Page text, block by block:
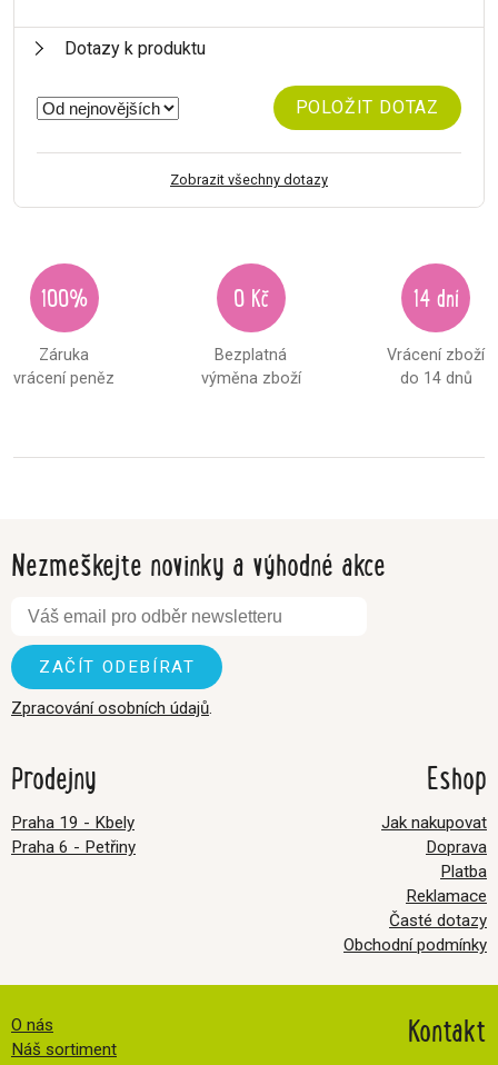
Dotazy k produktu
POLOŽIT DOTAZ
Zobrazit všechny dotazy
100%
Záruka
vrácení peněz
0 Kč
Bezplatná
výměna zboží
14 dní
Vrácení zboží
do 14 dnů
Nezmeškejte novinky a výhodné akce
Zpracování osobních údajů.
Prodejny
Praha 19 - Kbely
Praha 6 - Petřiny
Kontakt
Eshop
Jak nakupovat
Doprava
Platba
Reklamace
Časté dotazy
Obchodní podmínky
O nás
Náš sortiment